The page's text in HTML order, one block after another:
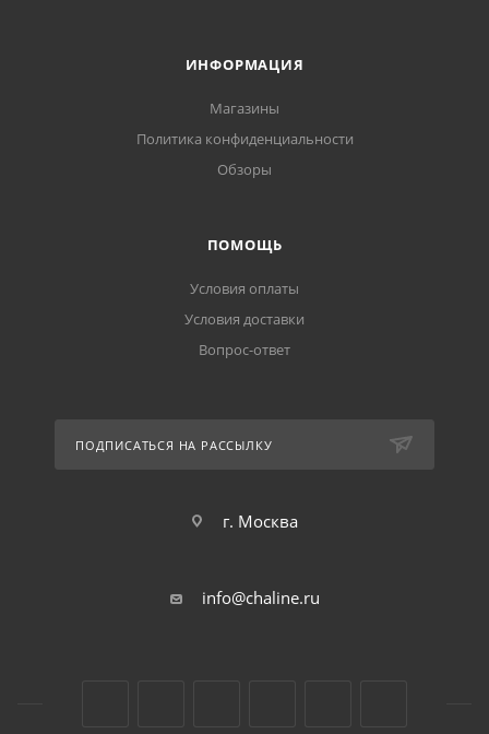
ИНФОРМАЦИЯ
Магазины
Политика конфиденциальности
Обзоры
ПОМОЩЬ
Условия оплаты
Условия доставки
Вопрос-ответ
ПОДПИСАТЬСЯ НА РАССЫЛКУ
г. Москва
info@chaline.ru